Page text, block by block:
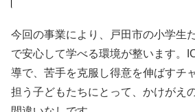
今回の事業により、戸田市の小学生
で安心して学べる環境が整います。
導で、苦手を克服し得意を伸ばすチ
担う子どもたちにとって、かけがえ